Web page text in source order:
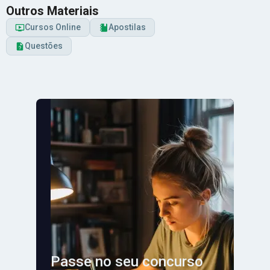
Outros Materiais
Cursos Online
Apostilas
Questões
Passe no seu concurso